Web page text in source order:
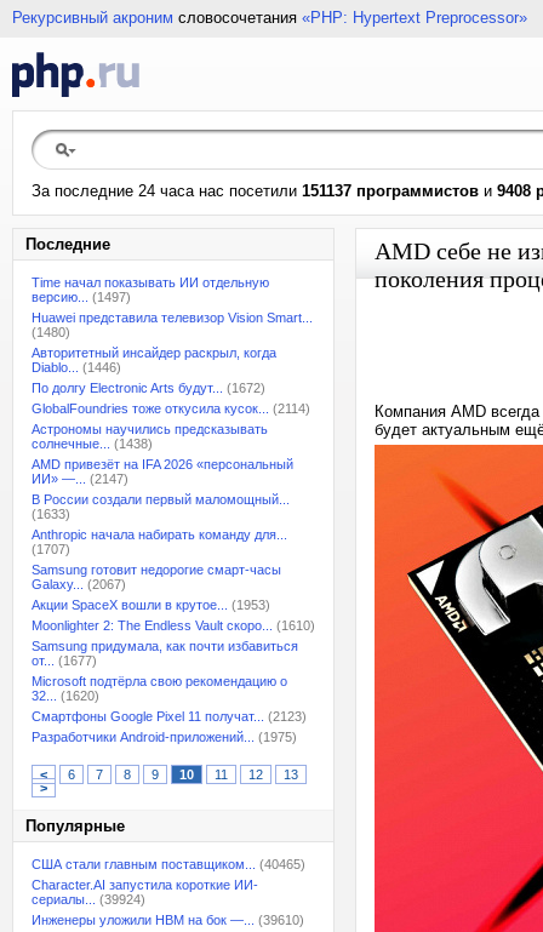
Рекурсивный акроним словосочетания «PHP: Hypertext Preprocessor»
За последние 24 часа нас посетили 151137 программистов и 9408
Последние
Time начал показывать ИИ отдельную
версию...
(1497)
Huawei представила телевизор Vision Smart...
(1480)
Авторитетный инсайдер раскрыл, когда
Diablo...
(1446)
По долгу Electronic Arts будут...
(1672)
GlobalFoundries тоже откусила кусок...
(2114)
Астрономы научились предсказывать
солнечные...
(1438)
AMD привезёт на IFA 2026 «персональный
ИИ» —...
(2147)
В России создали первый маломощный...
(1633)
Anthropic начала набирать команду для...
(1707)
Samsung готовит недорогие смарт-часы
Galaxy...
(2067)
Акции SpaceX вошли в крутое...
(1953)
Moonlighter 2: The Endless Vault скоро...
(1610)
Samsung придумала, как почти избавиться
от...
(1677)
Microsoft подтёрла свою рекомендацию о
32...
(1620)
Смартфоны Google Pixel 11 получат...
(2123)
Разработчики Android-приложений...
(1975)
< 6 7 8 9 10 11 12
13
>
Популярные
США стали главным поставщиком...
(40465)
Character.AI запустила короткие ИИ-
сериалы...
(39924)
Инженеры уложили HBM на бок —...
(39610)
AMD себе не
поколения
Компания AMD
будет актуальным